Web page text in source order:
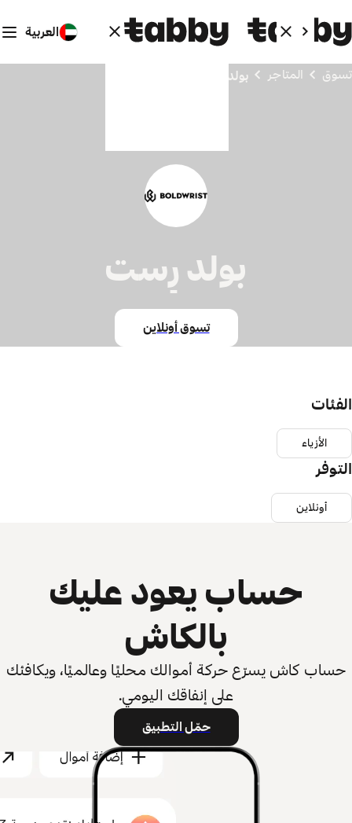
العربية
تسوق المتاجر بولد رِست
بولد رِست
تسوق أونلاين
الفئات
الأزياء
التوفر
أونلاين
حساب يعود عليك
بالكاش
حساب كاش يسرّع حركة أموالك محليًا وعالميًا، ويكافئك
على إنفاقك اليومي.
حمّل التطبيق